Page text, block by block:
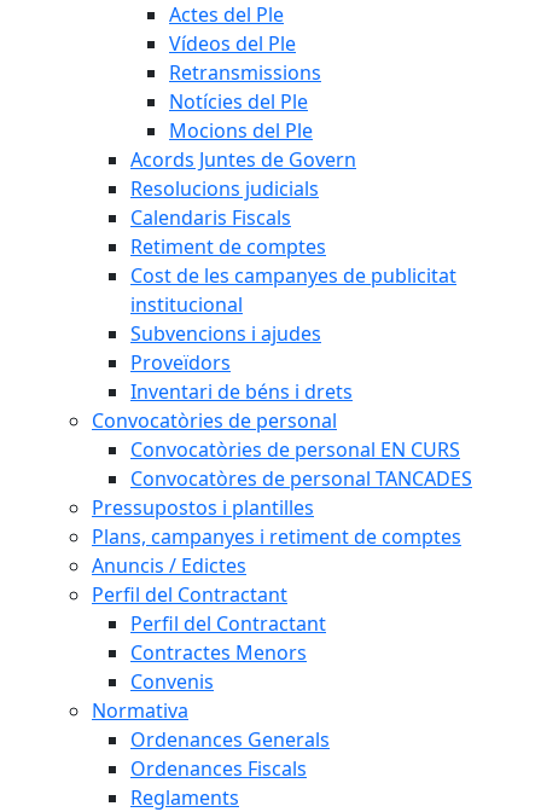
Actes del Ple
Vídeos del Ple
Retransmissions
Notícies del Ple
Mocions del Ple
Acords Juntes de Govern
Resolucions judicials
Calendaris Fiscals
Retiment de comptes
Cost de les campanyes de publicitat
institucional
Subvencions i ajudes
Proveïdors
Inventari de béns i drets
Convocatòries de personal
Convocatòries de personal EN CURS
Convocatòres de personal TANCADES
Pressupostos i plantilles
Plans, campanyes i retiment de comptes
Anuncis / Edictes
Perfil del Contractant
Perfil del Contractant
Contractes Menors
Convenis
Normativa
Ordenances Generals
Ordenances Fiscals
Reglaments